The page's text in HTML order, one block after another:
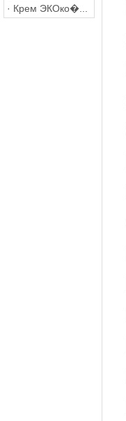
· Крем ЭКОко�...